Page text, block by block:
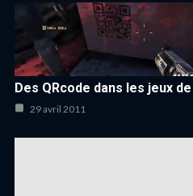
Des QRcode dans les jeux
29 avril 2011